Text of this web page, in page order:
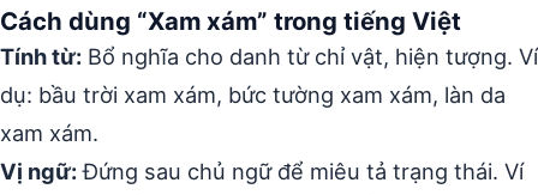
Cách dùng “Xam xám” trong tiếng Việt
Tính từ: Bổ nghĩa cho danh từ chỉ vật, hiện tượng. Ví
dụ: bầu trời xam xám, bức tường xam xám, làn da
xam xám.
Vị ngữ:Đứng sau chủ ngữ để miêu tả trạng thái. Ví